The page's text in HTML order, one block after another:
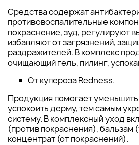
Средства содержат
противовоспалительные
покраснение, зуд, регулируют
избавляют от загрязнений,
раздражителей. В комплекс
очищающий гель, пилинг,
От купероза Redness.
Продукция помогает уменьшить
успокоить дерму, тем самым
систему. В комплексный уход
(против покраснения), бальзам
концентрат (от покраснений).